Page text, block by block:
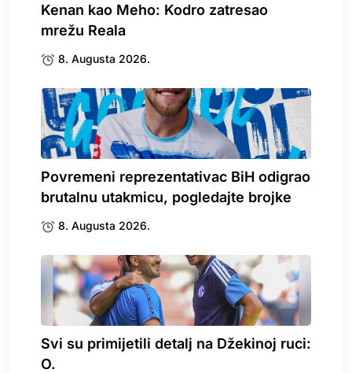
Kenan kao Meho: Kodro zatresao
mrežu Reala
8. Augusta 2026.
Povremeni reprezentativac BiH odigrao
brutalnu utakmicu, pogledajte brojke
8. Augusta 2026.
Svi su primijetili detalj na Džekinoj ruci:
O.